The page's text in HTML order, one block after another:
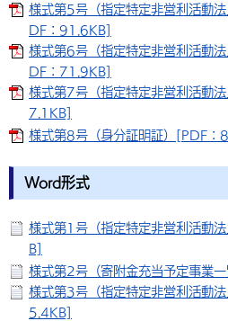
様式第5号（指定特定非営利活動
DF：91.6KB]
様式第6号（指定特定非営利活動
DF：71.9KB]
様式第7号（指定特定非営利活動
7.1KB]
様式第8号（身分証明証）[PDF：
Word形式
様式第1号（指定特定非営利活動
B]
様式第2号（寄附金充当予定事業
様式第3号（指定特定非営利活動
5.4KB]